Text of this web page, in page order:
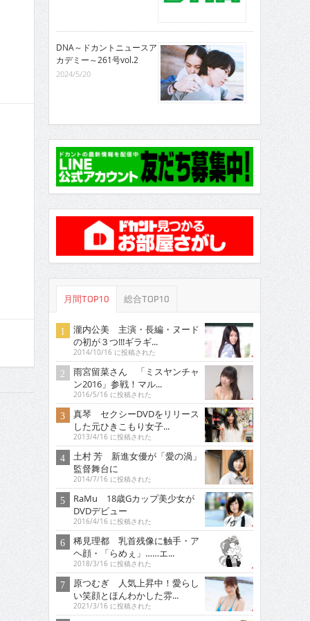
DNA～ドカントニュースア
カデミー～261号vol.2
2024/5/20
月間TOP10 総合TOP10
瀧内公美 主演・長編・ヌード
の初が３つ!!!ギラギ...
2014/10/16 に投稿された
雨宮留菜さん 「ミスヤンチャ
ン2016」参戦！マル...
2016/5/16 に投稿された
真琴 セクシーDVDをリリース
した元ひきこもり女子...
2013/4/16 に投稿された
土村 芳 新進女優が「愛の渦」
監督舞台に
2014/7/16 に投稿された
RaMu 18歳Gカップ美少女が
DVDデビュー
2016/4/16 に投稿された
稀見理都 乳首残像に触手・ア
ヘ顔・「らめぇ」……エ...
2018/3/16 に投稿された
原つむぎ 人気上昇中！愛らし
い笑顔とほんわかした雰...
2021/3/16 に投稿された